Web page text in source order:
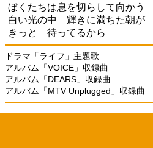
ぼくたちは息を切らして向かう
白い光の中 輝きに満ちた朝が
きっと 待ってるから
ドラマ「ライフ」主題歌
アルバム「VOICE」収録曲
アルバム「DEARS」収録曲
アルバム「MTV Unplugged」収録曲